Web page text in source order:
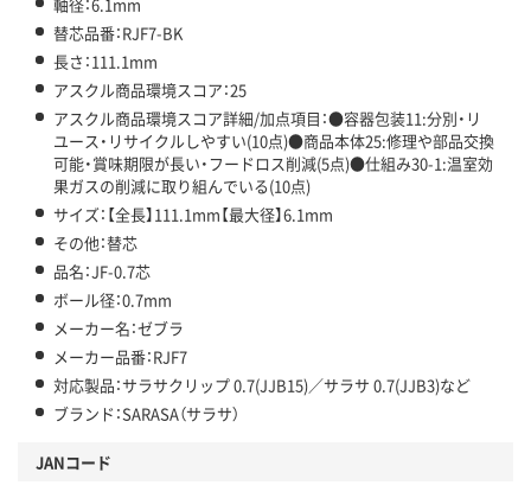
替芯品番：RJF7-BK
長さ：111.1mm
アスクル商品環境スコア：25
アスクル商品環境スコア詳細/加点項目：●容器包装11:分別・リ
ユース・リサイクルしやすい(10点)●商品本体25:修理や部品交換
可能・賞味期限が長い・フードロス削減(5点)●仕組み30-1:温室効
果ガスの削減に取り組んでいる(10点)
サイズ：【全長】111.1mm【最大径】6.1mm
その他：替芯
品名：JF-0.7芯
ボール径：0.7mm
メーカー名：ゼブラ
メーカー品番：RJF7
対応製品：サラサクリップ 0.7(JJB15)／サラサ 0.7(JJB3)など
ブランド：SARASA（サラサ）
JANコード